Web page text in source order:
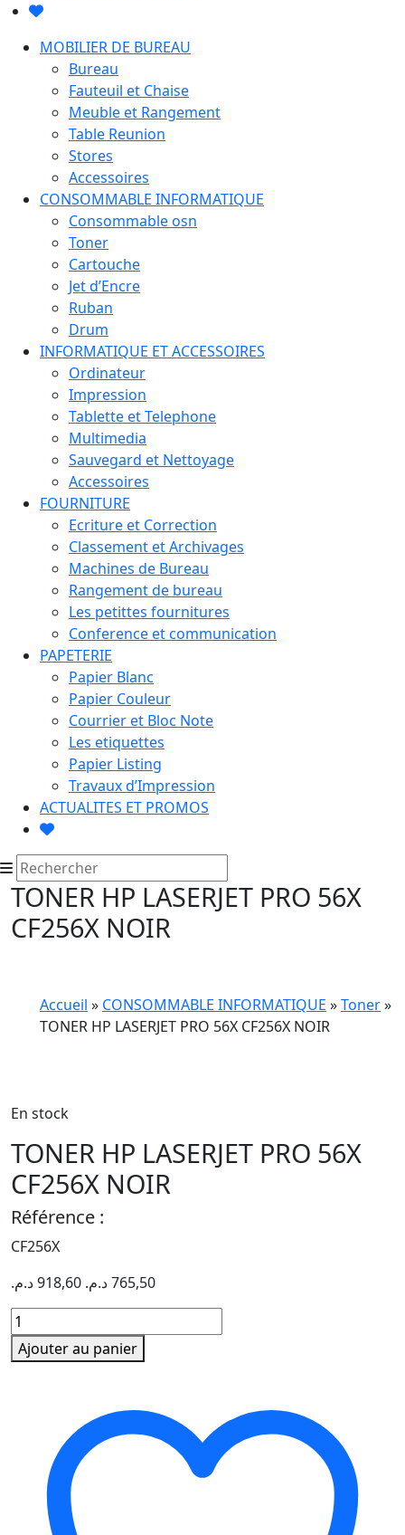
MOBILIER DE BUREAU
Bureau
Fauteuil et Chaise
Meuble et Rangement
Table Reunion
Stores
Accessoires
CONSOMMABLE INFORMATIQUE
Consommable osn
Toner
Cartouche
Jet d’Encre
Ruban
Drum
INFORMATIQUE ET ACCESSOIRES
Ordinateur
Impression
Tablette et Telephone
Multimedia
Sauvegard et Nettoyage
Accessoires
FOURNITURE
Ecriture et Correction
Classement et Archivages
Machines de Bureau
Rangement de bureau
Les petittes fournitures
Conference et communication
PAPETERIE
Papier Blanc
Papier Couleur
Courrier et Bloc Note
Les etiquettes
Papier Listing
Travaux d’Impression
ACTUALITES ET PROMOS
TONER HP LASERJET PRO 56X
CF256X NOIR
Accueil » CONSOMMABLE INFORMATIQUE »Toner»
TONER HP LASERJET PRO 56X CF256X NOIR
En stock
TONER HP LASERJET PRO 56X
CF256X NOIR
Référence :
CF256X
918,60د.م. 765,50د.م.
quantité
de
TONER
CF256X
Ajouter au panier